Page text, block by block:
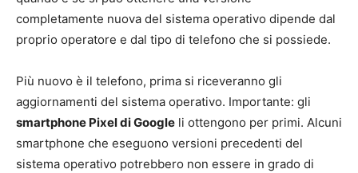
completamente nuova del sistema operativo dipende dal
proprio operatore e dal tipo di telefono che si possiede.
Più nuovo è il telefono, prima si riceveranno gli
aggiornamenti del sistema operativo. Importante: gli
smartphone Pixel di Google li ottengono per primi. Alcuni
smartphone che eseguono versioni precedenti del
sistema operativo potrebbero non essere in grado di